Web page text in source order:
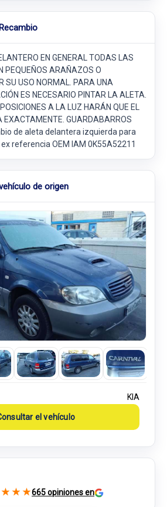
EN GENERAL TODAS LAS
PEQUEÑOS ARAÑAZOS O
SU USO NORMAL. PARA UNA
ES NECESARIO PINTAR LA ALETA.
A LA LUZ HARÁN QUE EL
EXACTAMENTE. GUARDABARROS
de aleta delantera izquierda para
referencia OEM IAM 0K55A52211
de origen
KIA
el vehículo
★ ★ ★665 opiniones en